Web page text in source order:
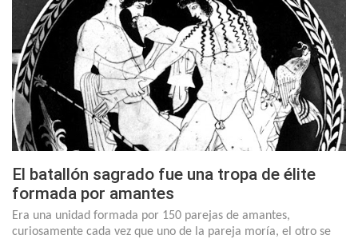
El batallón sagrado fue una tropa de élite
formada por amantes
Era una unidad formada por 150 parejas de amantes,
curiosamente cada vez que uno de la pareja moría, el otro se